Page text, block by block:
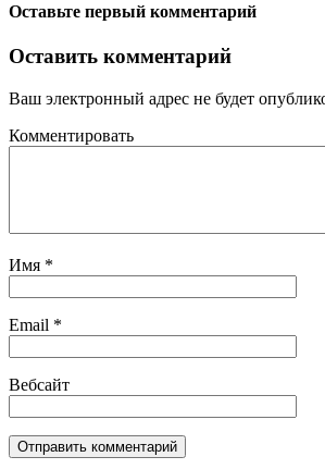
Оставьте первый комментарий
Оставить комментарий
Ваш электронный адрес не будет
Комментировать
Имя *
Email *
Вебсайт